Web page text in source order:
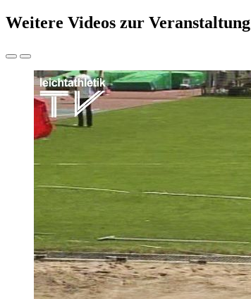
Weitere Videos zur Veranstaltung